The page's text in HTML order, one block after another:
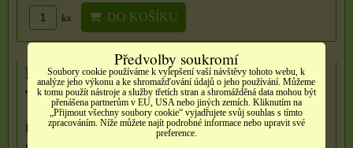
ks DO KOŠÍKU
Řetízek s přírodním kamenem kapkou -
Tygří oko
Řetízek: délka cca 48 cm, materiál: nerezová ocel, kapka:
Předvolby soukromí
Soubory cookie používáme k vylepšení vaší návštěvy tohoto webu, k
analýze jeho výkonu a ke shromažďování údajů o jeho používání. Můžeme
k tomu použít nástroje a služby třetích stran a shromážděná data mohou být
přenášena partnerům v EU, USA nebo jiných zemích. Kliknutím na
„Přijmout všechny soubory cookie“ vyjadřujete svůj souhlas s tímto
zpracováním. Níže můžete najít podrobné informace nebo upravit své
preference.